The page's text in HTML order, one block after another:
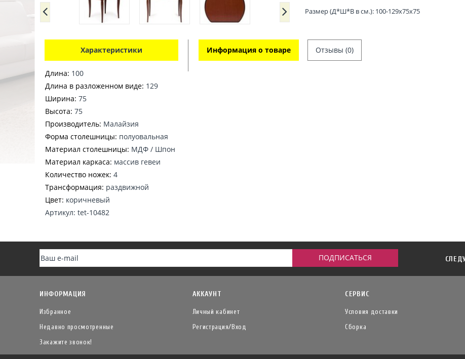
Размер (Д*Ш*В в см.): 100-129x75x75
Характеристики
Длина: 100
Длина в разложенном виде: 129
Ширина: 75
Высота: 75
Производитель: Малайзия
Форма столешницы: полуовальная
Материал столешницы: МДФ / Шпон
Материал каркаса: массив гевеи
Количество ножек: 4
Трансформация: раздвижной
Цвет: коричневый
Артикул: tet-10482
Информация о товаре Отзывы (0)
ИНФОРМАЦИЯ
Избранное
Недавно просмотренные
Закажите звонок!
АККАУНТ
Личный кабинет
Регистрация/Вход
СЕРВИС
Условия доставки
Сборка